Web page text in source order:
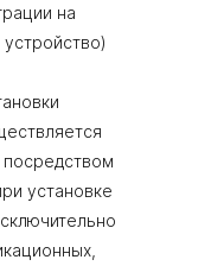
на
установке